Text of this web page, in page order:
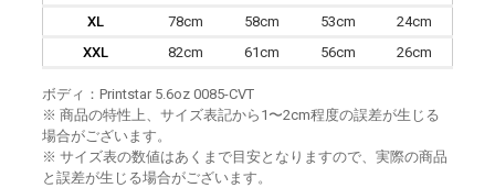
XL
78cm 58cm 53cm
24cm
XXL
82cm 61cm 56cm 26cm
ボディ：Printstar 5.6oz 0085-CVT
※ 商品の特性上、サイズ表記から1〜2cm程度の誤差が生じる
場合がございます。
※ サイズ表の数値はあくまで目安となりますので、実際の商品
と誤差が生じる場合がございます。